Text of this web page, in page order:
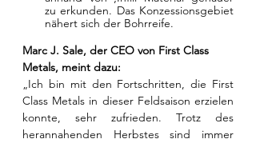
zu erkunden. Das Konzessionsgebiet
nähert sich der Bohrreife.
Marc J. Sale, der CEO von First Class
Metals, meint dazu:
„Ich bin mit den Fortschritten, die First
Class Metals in dieser Feldsaison erzielen
konnte, sehr zufrieden. Trotz des
herannahenden Herbstes sind immer